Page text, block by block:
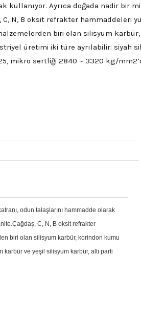
kullanıyor. Ayrıca doğada nadir bir
C, N, B oksit refrakter hammaddeleri
biri olan silisyum
üretimi iki türe ayrılabilir: siyah
mikro sertliği 2840 ~ 3320 kg/
odun talaşlarını hammadde olarak
C, N, B oksit refrakter
biri olan silisyum karbür, korindon kumu
ve yeşil silisyum karbür, altı parti